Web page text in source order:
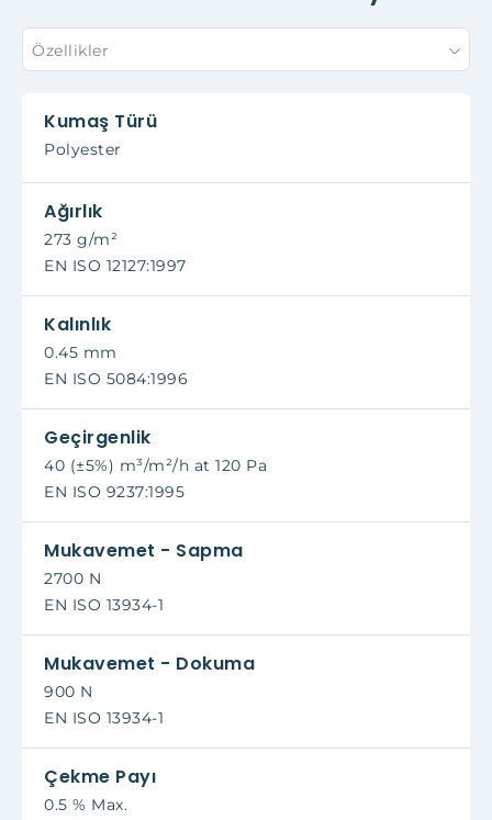
Özellikler
Kumaş Türü
Polyester
Ağırlık
273 g/m²
EN ISO 12127:1997
Kalınlık
0.45 mm
EN ISO 5084:1996
Geçirgenlik
40 (±5%) m³/m²/h at 120 Pa
EN ISO 9237:1995
Mukavemet - Sapma
2700 N
EN ISO 13934-1
Mukavemet - Dokuma
900 N
EN ISO 13934-1
Çekme Payı
0.5 % Max.